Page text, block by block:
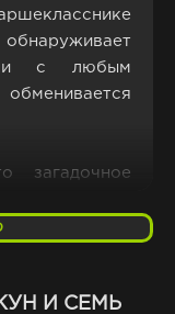
с любым
загадочное
обладают
даров и
И СЕМЬ